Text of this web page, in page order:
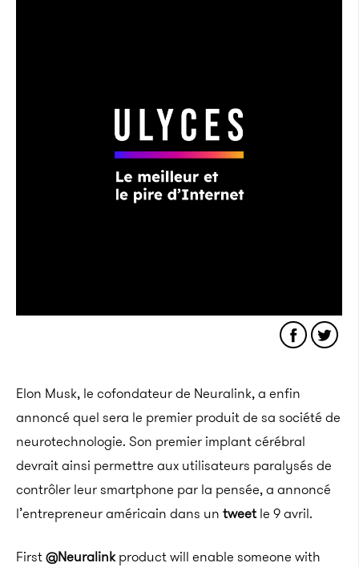
Elon Musk, le cofondateur de Neuralink, a enfin
annoncé quel sera le premier produit de sa société de
neurotechnologie. Son premier implant cérébral
devrait ainsi permettre aux utilisateurs paralysés de
contrôler leur smartphone par la pensée, a annoncé
l’entrepreneur américain dans un tweet le 9 avril.
First@Neuralinkproduct will enable someone with